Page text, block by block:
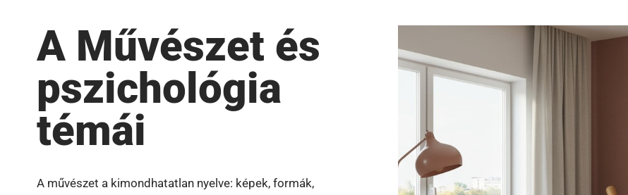
A Művészet és
pszichológia
témái
A művészet a kimondhatatlan nyelve: képek, formák,